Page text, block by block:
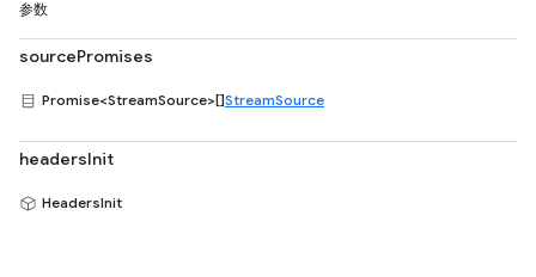
参数
sourcePromises
Promise<StreamSource>[]StreamSource
headersInit
HeadersInit